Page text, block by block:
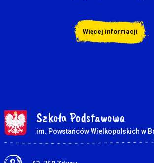
Więcej informacji
Szkoła Podstawowa
im. Powstańców Wielkopolskich w